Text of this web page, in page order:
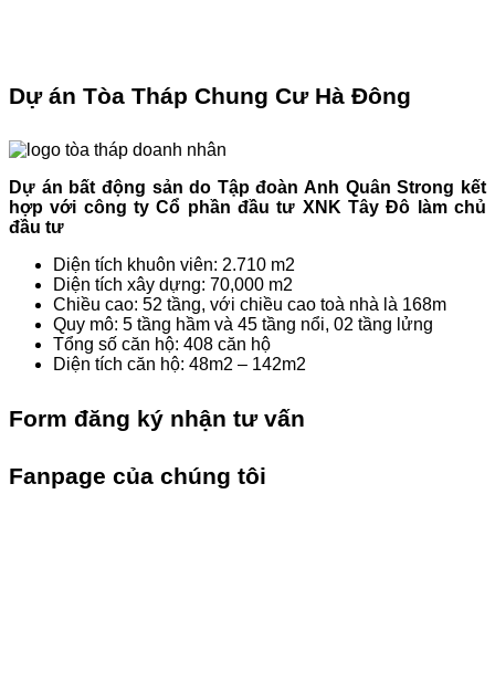
Dự án Tòa Tháp Chung Cư Hà Đông
Dự án bất động sản do Tập đoàn Anh Quân Strong kết
hợp với công ty Cổ phần đầu tư XNK Tây Đô làm chủ
đầu tư
Diện tích khuôn viên: 2.710 m2
Diện tích xây dựng: 70,000 m2
Chiều cao: 52 tầng, với chiều cao toà nhà là 168m
Quy mô: 5 tầng hầm và 45 tầng nổi, 02 tầng lửng
Tổng số căn hộ: 408 căn hộ
Diện tích căn hộ: 48m2 – 142m2
Form đăng ký nhận tư vấn
Fanpage của chúng tôi